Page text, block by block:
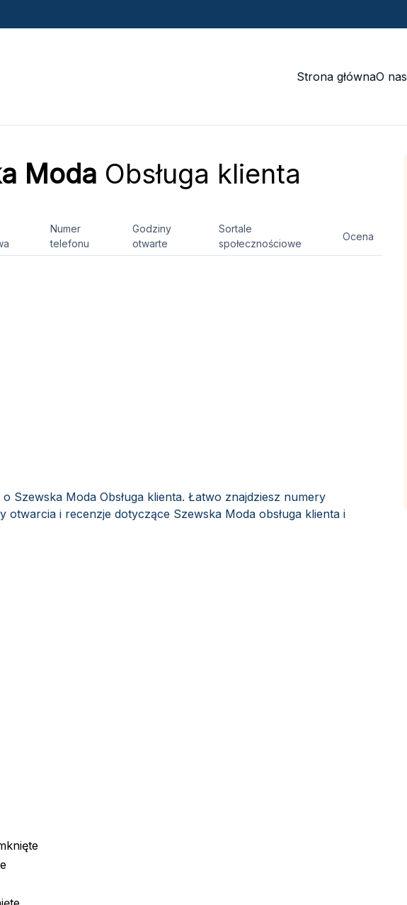
Strona głównaO nas
Moda Obsługa klienta
Numer
telefonu
Godziny
otwarte
Sortale
społecznościowe
Ocena
Szewska Moda Obsługa klienta. Łatwo znajdziesz numery
otwarcia i recenzje dotyczące Szewska Moda obsługa klienta i